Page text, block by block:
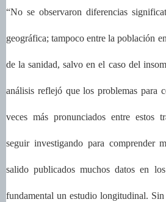
“No se observaron diferencias
geográfica; tampoco entre la población
de la sanidad, salvo en el caso del
análisis reflejó que los problemas para
veces más pronunciados entre estos
seguir investigando para comprender
salido publicados muchos datos en
fundamental un estudio longitudinal.